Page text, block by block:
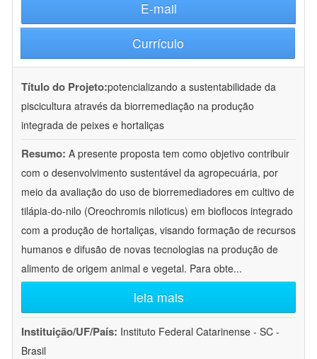
E-mail
Currículo
Título do Projeto:potencializando a sustentabilidade da
piscicultura através da biorremediação na produção
integrada de peixes e hortaliças
Resumo: A presente proposta tem como objetivo contribuir
com o desenvolvimento sustentável da agropecuária, por
meio da avaliação do uso de biorremediadores em cultivo de
tilápia-do-nilo (Oreochromis niloticus) em bioflocos integrado
com a produção de hortaliças, visando formação de recursos
humanos e difusão de novas tecnologias na produção de
alimento de origem animal e vegetal. Para obte...
leia mais
Instituição/UF/País: Instituto Federal Catarinense - SC -
Brasil